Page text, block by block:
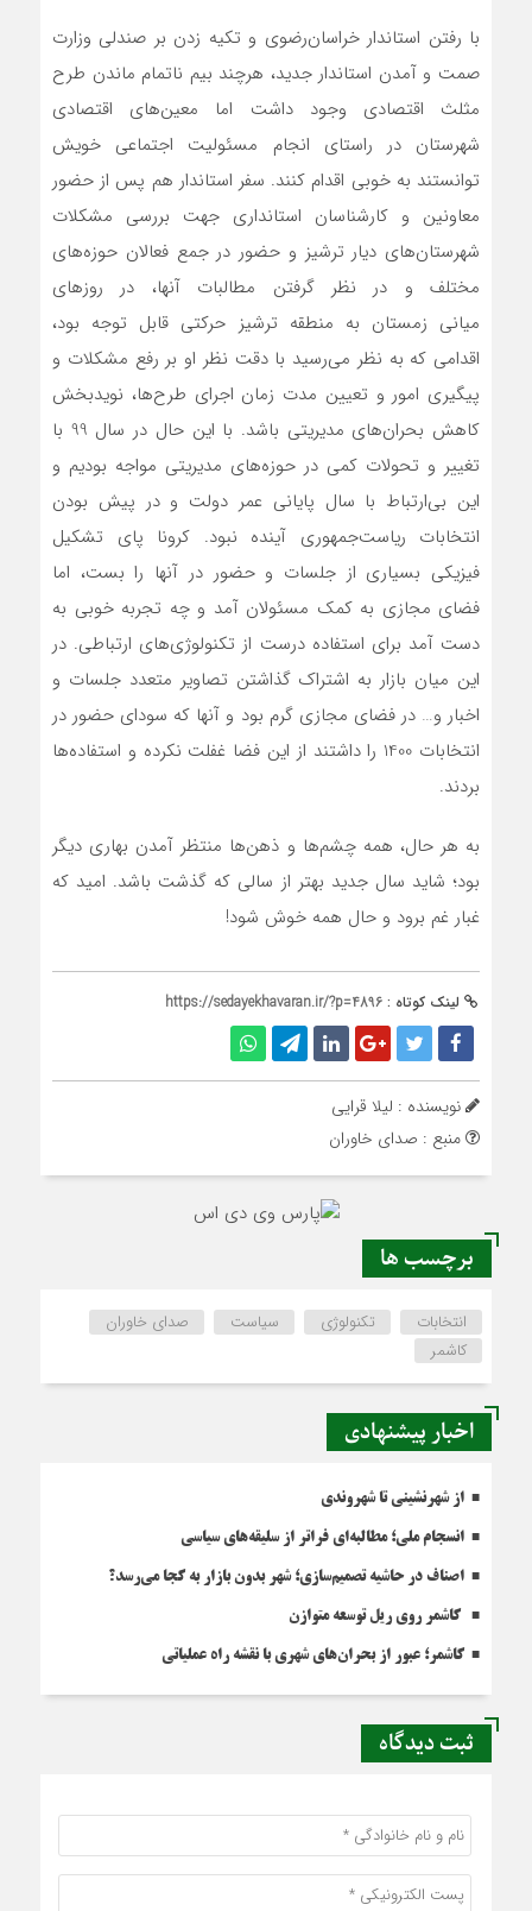
با رفتن استاندار خراسان‌رضوی و تکیه زدن بر صندلی وزارت
صمت و آمدن استاندار جدید، هرچند بیم ناتمام ماندن طرح
مثلث اقتصادی وجود داشت اما معین‌های اقتصادی
شهرستان در راستای انجام مسئولیت اجتماعی خویش
توانستند به خوبی اقدام کنند. سفر استاندار هم پس از حضور
معاونین و کارشناسان استانداری جهت بررسی مشکلات
شهرستان‌های دیار ترشیز و حضور در جمع فعالان حوزه‌های
مختلف و در نظر گرفتن مطالبات آنها، در روزهای
میانی زمستان به منطقه ترشیز حرکتی قابل توجه بود،
اقدامی که به نظر می‌رسید با دقت نظر او بر رفع مشکلات و
پیگیری امور و تعیین مدت زمان اجرای طرح‌ها، نویدبخش
کاهش بحران‌های مدیریتی باشد. با این حال در سال 99 با
تغییر و تحولات کمی در حوزه‌های مدیریتی مواجه بودیم و
این بی‌ارتباط با سال پایانی عمر دولت و در پیش بودن
انتخابات ریاست‌جمهوری آینده نبود. کرونا پای تشکیل
فیزیکی بسیاری از جلسات و حضور در آنها را بست، اما
فضای مجازی به کمک مسئولان آمد و چه تجربه خوبی به
دست آمد برای استفاده درست از تکنولوژی‌های ارتباطی. در
این میان بازار به اشتراک گذاشتن تصاویر متعدد جلسات و
اخبار و… در فضای مجازی گرم بود و آنها که سودای حضور در
انتخابات 1400 را داشتند از این فضا غفلت نکرده و استفاده‌ها
بردند.
به هر حال، همه چشم‌ها و ذهن‌ها منتظر آمدن بهاری دیگر
بود؛ شاید سال جدید بهتر از سالی که گذشت باشد. امید که
غبار غم برود و حال همه خوش شود!
لینک کوتاه : https://sedayekhavaran.ir/?p=4896
نویسنده : لیلا قرایی
منبع : صدای خاوران
برچسب ها
انتخابات تکنولوژی سیاست
صدای خاوران
کاشمر
اخبار پیشنهادی
از شهرنشینی تا شهروندی
انسجام ملی؛ مطالبه‌ای فراتر از سلیقه‌های سیاسی
اصناف در حاشیه تصمیم‌سازی؛ شهر بدون بازار به کجا می‌رسد؟
کاشمر روی ریل توسعه متوازن
کاشمر؛ عبور از بحران‌های شهری با نقشه راه عملیاتی
ثبت دیدگاه